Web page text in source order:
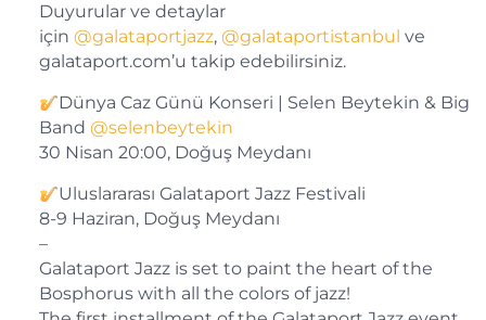
Duyurular ve detaylar
için @galataportjazz, @galataportistanbul ve
galataport.com’u takip edebilirsiniz.
Dünya Caz Günü Konseri | Selen Beytekin & Big
Band @selenbeytekin
30 Nisan 20:00, Doğuş Meydanı
Uluslararası Galataport Jazz Festivali
8-9 Haziran, Doğuş Meydanı
–
Galataport Jazz is set to paint the heart of the
Bosphorus with all the colors of jazz!